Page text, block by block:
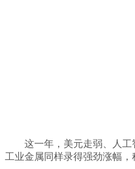
这一年，美元走弱、人工智
工业金属同样录得强劲涨幅